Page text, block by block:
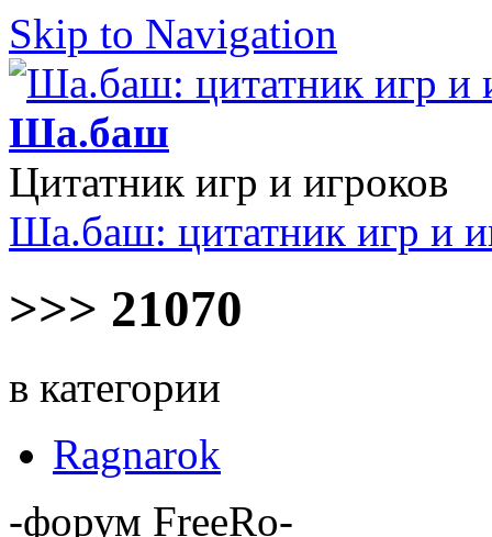
Skip to Navigation
Ша.баш
Цитатник игр и игроков
Ша.баш: цитатник игр и
>>> 21070
в категории
Ragnarok
-форум FreeRo-